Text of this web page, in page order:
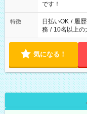
です！
特徴 日払いOK / 履
務 / 10名以上の
気になる！